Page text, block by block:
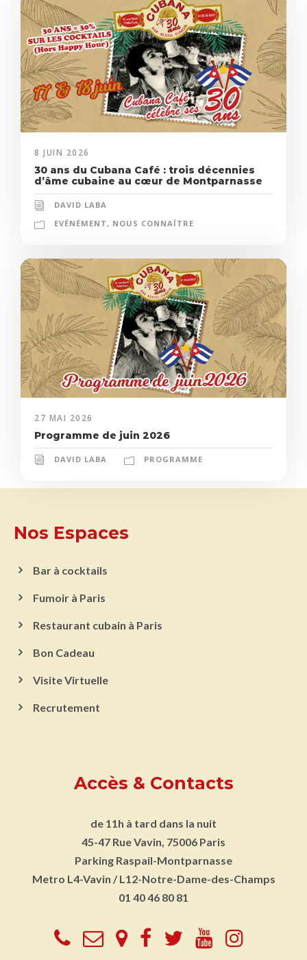
8 JUIN 2026
30 ans du Cubana Café : trois décennies
d’âme cubaine au cœur de Montparnasse
DAVID LABA
EVÉNÉMENT , NOUS CONNAÎTRE
27 MAI 2026
Programme de juin 2026
DAVID LABA PROGRAMME
Nos Espaces
Bar à cocktails
Fumoir à Paris
Restaurant cubain à Paris
Bon Cadeau
Visite Virtuelle
Recrutement
Accès & Contacts
de 11h à tard dans la nuit
45-47 Rue Vavin, 75006 Paris
Parking Raspail-Montparnasse
Metro L4-Vavin / L12-Notre-Dame-des-Champs
01 40 46 80 81